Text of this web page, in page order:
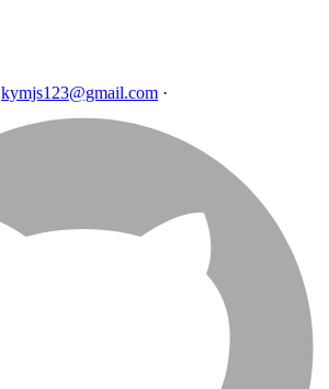
kymjs123@gmail.com ·